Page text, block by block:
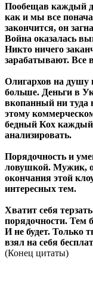
Пообещав каждый
как и мы все
закончится, он
Война оказалась
Никто ничего
зарабатывают. Все
Олигархов на душу
больше. Деньги в
вкопанный ни туда
этому
бедный Кох каждый
анализировать.
Порядочность и
ловушкой. Мужик,
окончания этой
интересных тем.
Хватит себя
порядочности. Тем
И не будет. Только
взял на себя
(Конец цитаты)